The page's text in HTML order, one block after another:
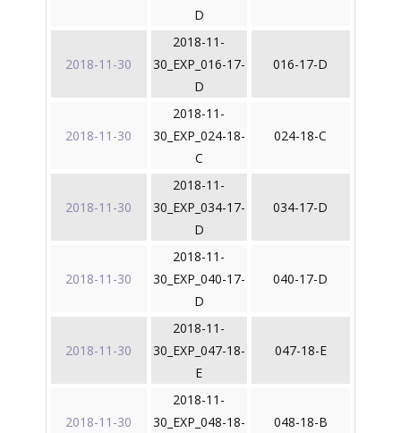
D
2018-11-30
2018-11-
30_EXP_016-17-
D
016-17-D
2018-11-30
2018-11-
30_EXP_024-18-
C
024-18-C
2018-11-30
2018-11-
30_EXP_034-17-
D
034-17-D
2018-11-30
2018-11-
30_EXP_040-17-
D
040-17-D
2018-11-30
2018-11-
30_EXP_047-18-
E
047-18-E
2018-11-30
2018-11-
30_EXP_048-18-
048-18-B